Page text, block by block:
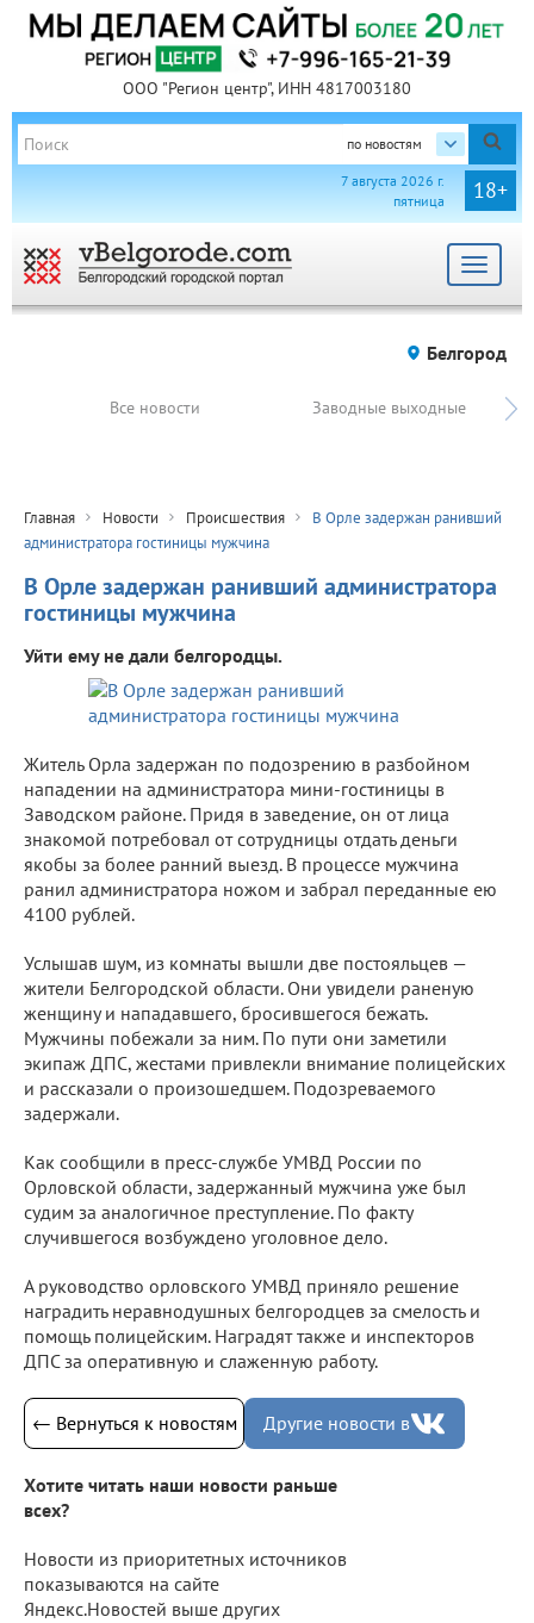
ООО "Регион центр", ИНН 4817003180
по новостям
18+
7 августа 2026 г.
пятница
Toggle
Белгород
Все новости Заводные выходные
Главная Новости Происшествия
В Орле задержан ранивший
администратора гостиницы мужчина
В Орле задержан ранивший администратора
гостиницы мужчина
Уйти ему не дали белгородцы.
Житель Орла задержан по подозрению в разбойном
нападении на администратора мини-гостиницы в
Заводском районе. Придя в заведение, он от лица
знакомой потребовал от сотрудницы отдать деньги
якобы за более ранний выезд. В процессе мужчина
ранил администратора ножом и забрал переданные ею
4100 рублей.
Услышав шум, из комнаты вышли две постояльцев —
жители Белгородской области. Они увидели раненую
женщину и нападавшего, бросившегося бежать.
Мужчины побежали за ним. По пути они заметили
экипаж ДПС, жестами привлекли внимание полицейских
и рассказали о произошедшем. Подозреваемого
задержали.
Как сообщили в пресс-службе УМВД России по
Орловской области, задержанный мужчина уже был
судим за аналогичное преступление. По факту
случившегося возбуждено уголовное дело.
А руководство орловского УМВД приняло решение
наградить неравнодушных белгородцев за смелость и
помощь полицейским. Наградят также и инспекторов
ДПС за оперативную и слаженную работу.
← Вернуться к новостям Другие новости в
Хотите читать наши новости раньше
всех?
Новости из приоритетных источников
показываются на сайте
Яндекс.Новостей выше других